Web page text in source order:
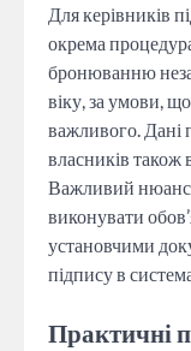
Для керівників
окрема
бронюванню
віку, за умови,
важливого. Дані
власників також
Важливий нюанс
виконувати
установчими
підпису в
Практичні